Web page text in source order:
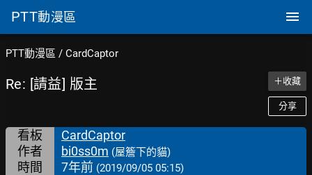
PTT動漫區
PTT動漫區 / CardCaptor
Re: [請益] 版主 ＋收藏
分享
看板
CardCaptor
作者
bi0ss0m (屋簷下的貓)
時間 7年前 (2019/09/05 05:15)